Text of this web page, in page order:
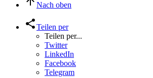
Nach oben
Teilen per
Teilen per...
Twitter
LinkedIn
Facebook
Telegram